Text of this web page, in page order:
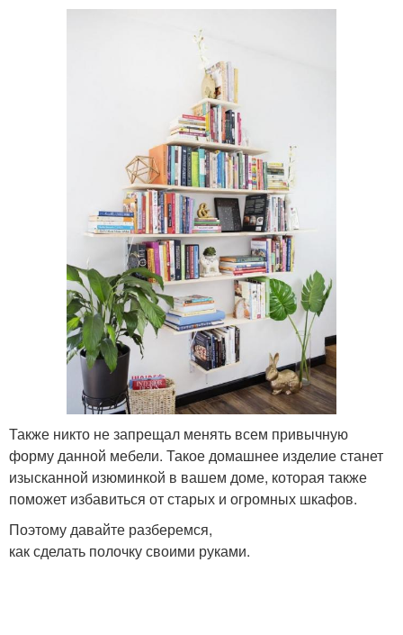
Также никто не запрещал менять всем привычную
форму данной мебели. Такое домашнее изделие станет
изысканной изюминкой в вашем доме, которая также
поможет избавиться от старых и огромных шкафов.
Поэтому давайте разберемся,
как сделать полочку своими руками.